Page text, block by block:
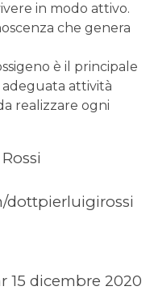
in modo attivo.
che genera
è il principale
attività
realizzare ogni
dottpierluigirossi
15 dicembre 2020